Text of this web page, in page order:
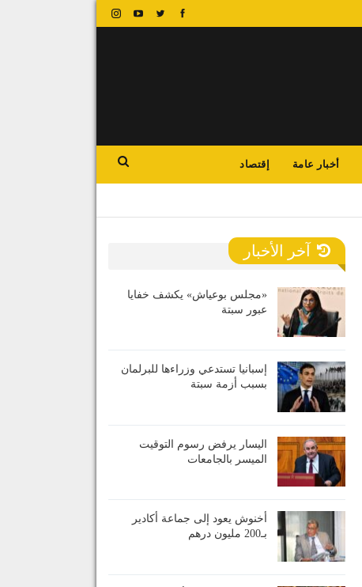
أخبار عامة إقتصاد
آخر الأخبار
«مجلس بوعياش» يكشف خفايا
عبور سبتة
إسبانيا تستدعي وزراءها للبرلمان
بسبب أزمة سبتة
اليسار يرفض رسوم التوقيت
الميسر بالجامعات
أخنوش يعود إلى جماعة أكادير
بـ200 مليون درهم